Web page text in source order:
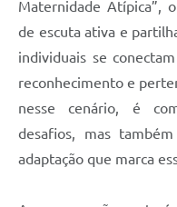
Maternidade Atípica”,
de escuta ativa e
individuais se
reconhecimento e
nesse cenário, é
desafios, mas
adaptação que marca